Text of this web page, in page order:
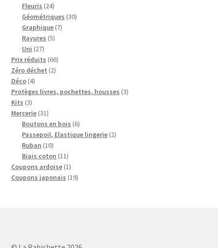
produits
Fleuris 2424
produits
Géométriques 3030
Graphique 77
Rayures 55
Uni 2727
produits
Prix réduits 6666
Zéro déchet 22
Déco 44
produits
Protèges livres, pochettes, housses 33
Kits 33
produits
Mercerie 3131
produits
Boutons en bois 66
produits
Passepoil, Elastique lingerie 22
Ruban 1010
produits
Biais coton 1111
produits
Coupons ardoise 11
produit
Coupons japonais 1919